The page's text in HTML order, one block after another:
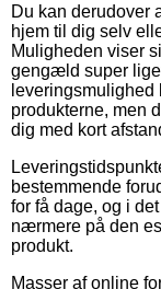
Du kan derudover
hjem til dig selv
Muligheden viser
gengæld super
produkterne, men
dig med kort
bestemmende
for få dage, og i
nærmere på den
produkt.
Masser af online